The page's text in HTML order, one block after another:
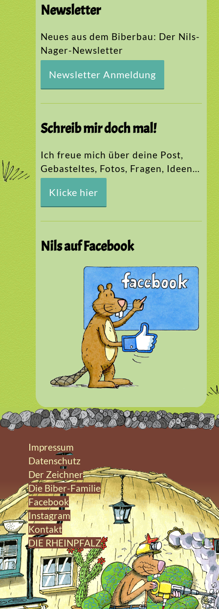
Newsletter
Neues aus dem Biberbau: Der Nils-
Nager-Newsletter
Newsletter Anmeldung
Schreib mir doch mal!
Ich freue mich über deine Post,
Gebasteltes, Fotos, Fragen, Ideen…
Klicke hier
Nils auf Facebook
Impressum
Datenschutz
Der Zeichner
Die Biber-Familie
Facebook
Instagram
Kontakt
DIE RHEINPFALZ